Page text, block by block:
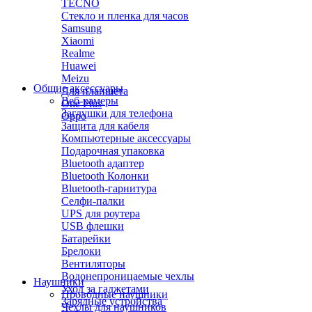
TECNO
Стекло и пленка для часов
Samsung
Xiaomi
Realme
Huawei
Meizu
Для планшета
One Plus
Oppo
Общие аксессуары
Веб-камеры
Заглушки для телефона
Защита для кабеля
Компьютерные аксессуары
Подарочная упаковка
Bluetooth адаптер
Bluetooth Колонки
Bluetooth-гарнитура
Селфи-палки
UPS для роутера
USB флешки
Батарейки
Брелоки
Вентиляторы
Водонепроницаемые чехлы
Уход за гаджетами
Зарядные устройства
Наушники
Проводные наушники
Чехлы для наушников